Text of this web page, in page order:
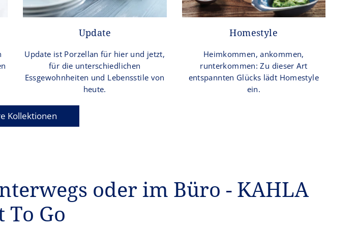
Update
Update ist Porzellan für hier und jetzt,
für die unterschiedlichen
Essgewohnheiten und Lebensstile von
heute.
Homestyle
Heimkommen, ankommen,
runterkommen: Zu dieser Art
entspannten Glücks lädt Homestyle
ein.
Kollektionen
oder im Büro - KAHLA
Go